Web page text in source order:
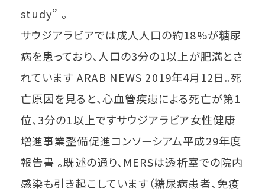
study” 。
サウジアラビアでは成人人口の約18%が糖尿
病を患っており、人口の3分の1以上が肥満とさ
れています ARAB NEWS 2019年4月12日。死
亡原因を見ると、心血管疾患による死亡が第1
位、3分の1以上ですサウジアラビア女性健康
増進事業整備促進コンソーシアム平成29年度
報告書 。既述の通り、MERSは透析室での院内
感染も引き起こしています（糖尿病患者、免疫